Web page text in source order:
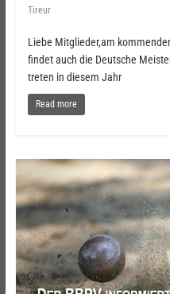
Tireur
Liebe Mitglieder,am
findet auch die Deutsche
treten in diesem Jahr
Read more